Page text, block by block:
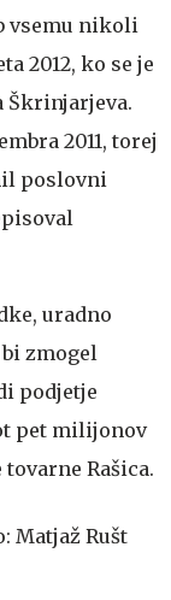
vsemu nikoli
2012, ko se je
Škrinjarjeva.
2011, torej
poslovni
uradno
zmogel
podjetje
pet milijonov
Rašica.